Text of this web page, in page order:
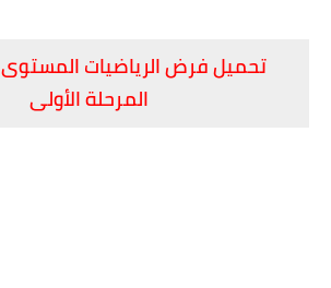
تحميل فرض الرياضيات
المرحلة الأولى